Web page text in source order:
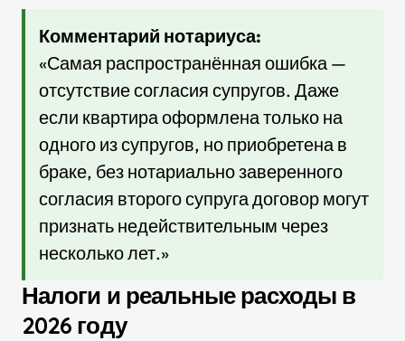
Комментарий нотариуса:
«Самая распространённая ошибка —
отсутствие согласия супругов. Даже
если квартира оформлена только на
одного из супругов, но приобретена в
браке, без нотариально заверенного
согласия второго супруга договор могут
признать недействительным через
несколько лет.»
Налоги и реальные расходы в
2026 году